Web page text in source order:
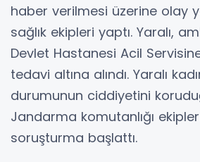
haber verilmesi üzerine olay
sağlık ekipleri yaptı. Yaralı,
Devlet Hastanesi Acil
tedavi altına alındı. Yaralı
durumunun ciddiyetini
Jandarma komutanlığı
soruşturma başlattı.